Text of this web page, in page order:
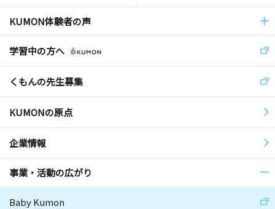
KUMON体験者の声
学習中の方へ
くもんの先生募集
KUMONの原点
企業情報
事業・活動の広がり
Baby Kumon